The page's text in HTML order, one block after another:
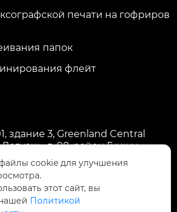
печати на гофриров
папок
флейт
здание 3, Greenland Central
д. 98, район Гуншу,
Чжэцзян, Китай
packing.com
cookie для улучшения
этот сайт, вы
Политикой